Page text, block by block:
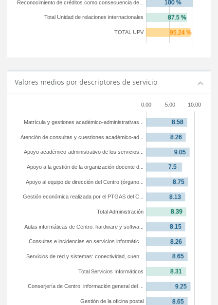
TOTAL UPV
Total Unidad de relaciones internacionales
Reconocimiento de créditos como consecuencia de...
Valores medios por descriptores de servicio
0.00 5.00 10.00
Gestión de la oficina postal
Conserjería de Centro: información general del ...
Total Servicios Informáticos
Servicios de red y sistemas: conectividad, cuen...
Consultas e incidencias en servicios informátic...
Aulas informáticas de Centro: hardware y softwa...
Total Administración
Gestión económica realizada por el PTGAS del C...
Apoyo al equipo de dirección del Centro (órgano...
Apoyo a la gestión de la organización docente d...
Apoyo académico-administrativo de los servicios...
Atención de consultas y cuestiones académico-ad...
Matrícula y gestiones académico-administrativas...